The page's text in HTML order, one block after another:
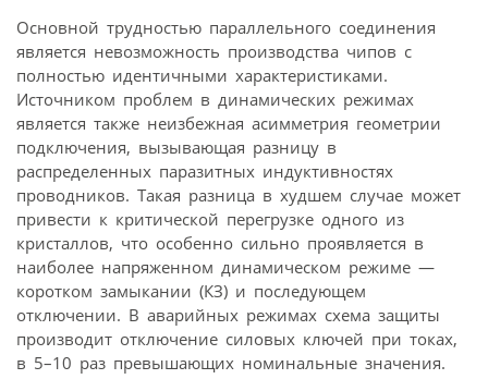
Основной трудностью параллельного соединения
является невозможность производства чипов с
полностью идентичными характеристиками.
Источником проблем в динамических режимах
является также неизбежная асимметрия геометрии
подключения, вызывающая разницу в
распределенных паразитных индуктивностях
проводников. Такая разница в худшем случае может
привести к критической перегрузке одного из
кристаллов, что особенно сильно проявляется в
наиболее напряженном динамическом режиме —
коротком замыкании (КЗ) и последующем
отключении. В аварийных режимах схема защиты
производит отключение силовых ключей при токах,
в 5–10 раз превышающих номинальные значения.